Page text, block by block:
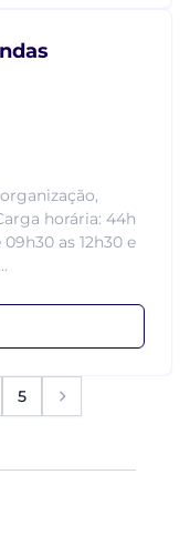
horária: 44h
as 12h30 e
5